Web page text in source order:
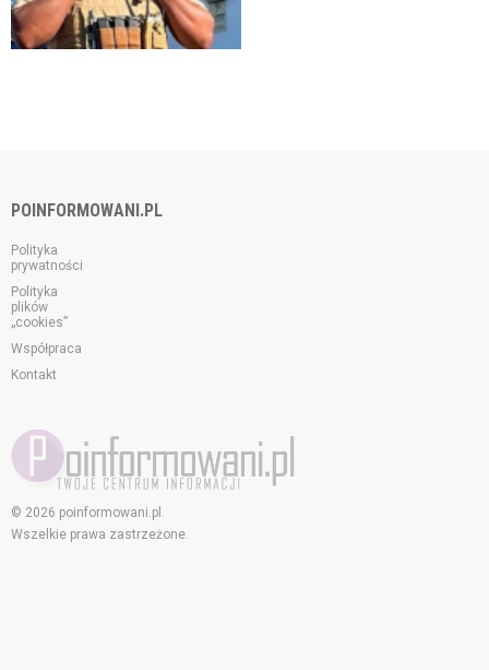
POINFORMOWANI.PL
Polityka
prywatności
Polityka
plików
„cookies”
Współpraca
Kontakt
© 2026 poinformowani.pl.
Wszelkie prawa zastrzeżone.